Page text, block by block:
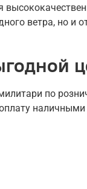
ветра, но
по